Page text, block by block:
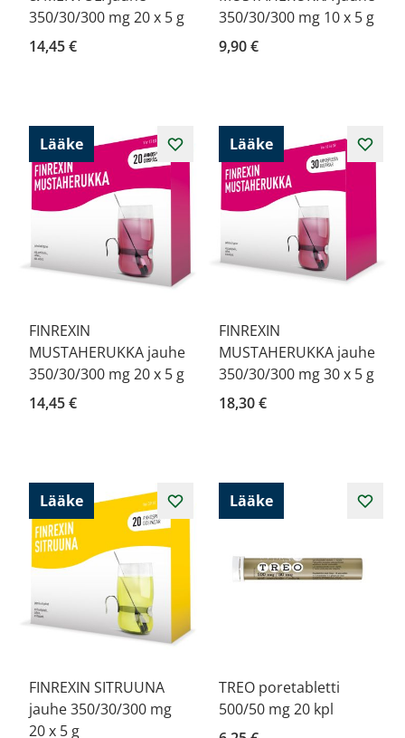
350/30/300 mg 20 x 5 g
14,45 €
350/30/300 mg 10 x 5 g
9,90 €
Lääke
FINREXIN
MUSTAHERUKKA jauhe
350/30/300 mg 20 x 5 g
14,45 €
Lääke
FINREXIN
MUSTAHERUKKA jauhe
350/30/300 mg 30 x 5 g
18,30 €
Lääke
FINREXIN SITRUUNA
jauhe 350/30/300 mg
20 x 5 g
Lääke
TREO poretabletti
500/50 mg 20 kpl